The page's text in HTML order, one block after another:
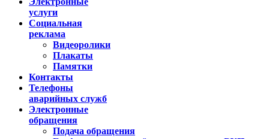
услуги
Социальная
реклама
Видеоролики
Плакаты
Памятки
Контакты
Телефоны
аварийных служб
Электронные
обращения
Подача обращения